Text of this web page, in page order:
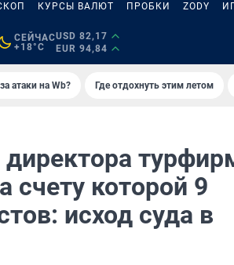
КУРСЫ ВАЛЮТ ПРОБКИ ZODY
СЕЙЧАС
+18°C
USD 82,17
EUR 94,84
атаки на Wb? Где отдохнуть этим летом
счету которой 9
исход суда в